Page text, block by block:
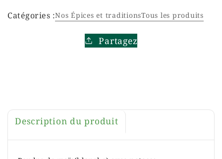
Catégories :Nos Épices et traditionsTous les produits
Partagez
Description du produit